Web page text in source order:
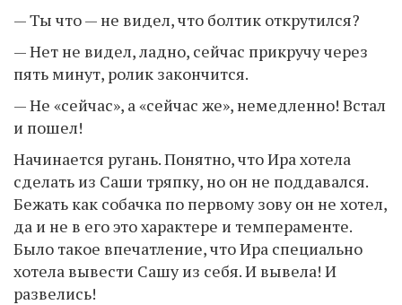
— Ты что — не видел, что болтик открутился?
— Нет не видел, ладно, сейчас прикручу через
пять минут, ролик закончится.
— Не «сейчас», а «сейчас же», немедленно! Встал
и пошел!
Начинается ругань. Понятно, что Ира хотела
сделать из Саши тряпку, но он не поддавался.
Бежать как собачка по первому зову он не хотел,
да и не в его это характере и темпераменте.
Было такое впечатление, что Ира специально
хотела вывести Сашу из себя. И вывела! И
развелись!